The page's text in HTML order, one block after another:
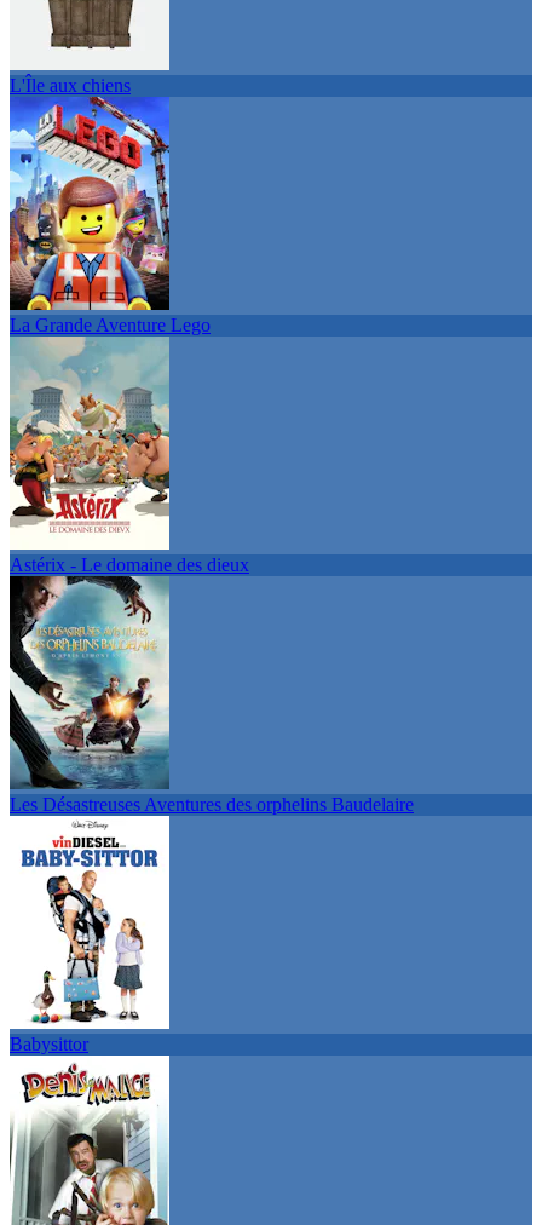
L'Île aux chiens
La Grande Aventure Lego
Astérix - Le domaine des dieux
Les Désastreuses Aventures des orphelins Baudelaire
Babysittor